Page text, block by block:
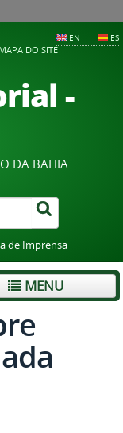
EN ES
MAPA DO SITE
-
DA BAHIA
de Imprensa
MENU